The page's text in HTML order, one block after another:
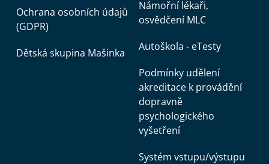
Ochrana osobních údajů
(GDPR)
Dětská skupina Mašinka
Námořní lékaři,
osvědčení MLC
Autoškola - eTesty
Podmínky udělení
akreditace k provádění
dopravně
psychologického
vyšetření
Systém vstupu/výstupu